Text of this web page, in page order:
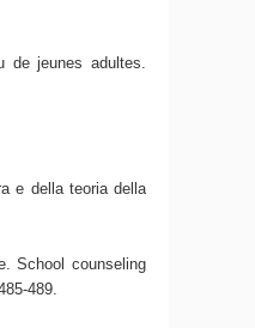
de jeunes adultes.
e della teoria della
School counseling
489.